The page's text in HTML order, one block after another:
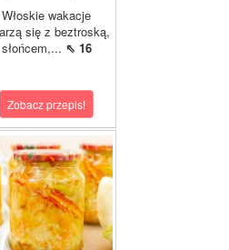
Włoskie wakacje
się z beztroską,
słońcem,... ⇖ 16
Zobacz przepis!